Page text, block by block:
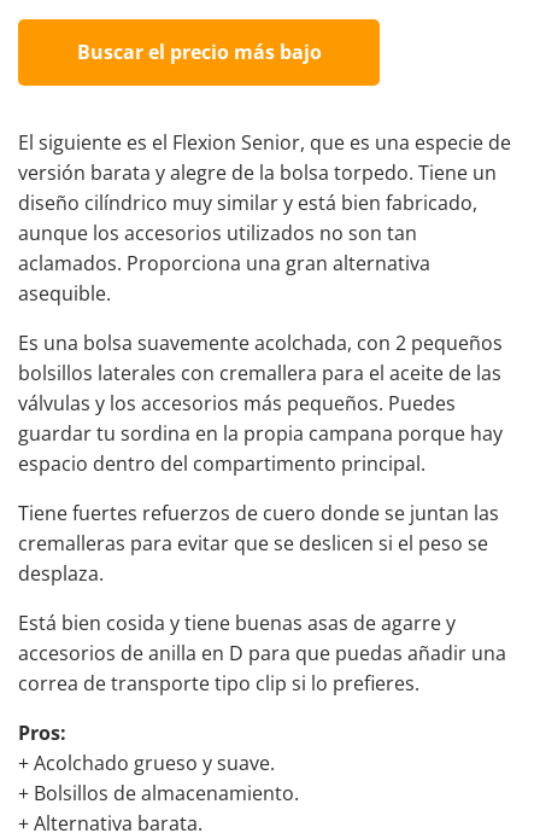
Buscar el precio más bajo
El siguiente es el Flexion Senior, que es una especie de
versión barata y alegre de la bolsa torpedo. Tiene un
diseño cilíndrico muy similar y está bien fabricado,
aunque los accesorios utilizados no son tan
aclamados. Proporciona una gran alternativa
asequible.
Es una bolsa suavemente acolchada, con 2 pequeños
bolsillos laterales con cremallera para el aceite de las
válvulas y los accesorios más pequeños. Puedes
guardar tu sordina en la propia campana porque hay
espacio dentro del compartimento principal.
Tiene fuertes refuerzos de cuero donde se juntan las
cremalleras para evitar que se deslicen si el peso se
desplaza.
Está bien cosida y tiene buenas asas de agarre y
accesorios de anilla en D para que puedas añadir una
correa de transporte tipo clip si lo prefieres.
Pros:
+ Acolchado grueso y suave.
+ Bolsillos de almacenamiento.
+ Alternativa barata.